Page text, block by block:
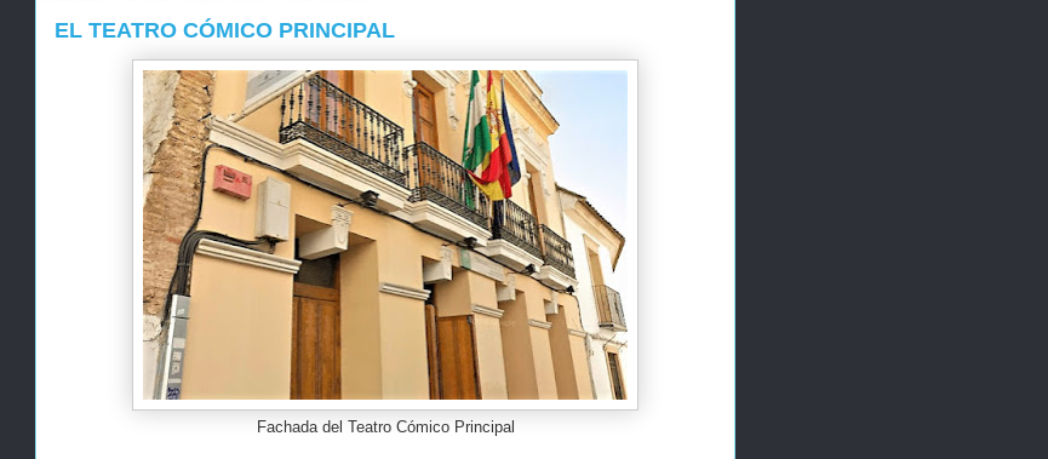
EL TEATRO CÓMICO PRINCIPAL
Fachada del Teatro Cómico Principal